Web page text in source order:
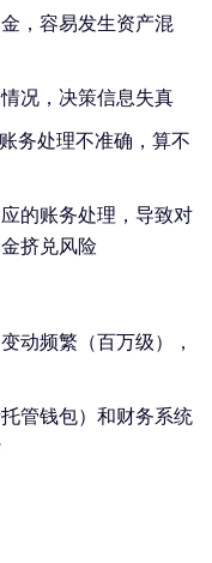
，容易发生资产混
况，决策信息失真
务处理不准确，算不
的账务处理，导致对
挤兑风险
动频繁（百万级），
管钱包）和财务系统